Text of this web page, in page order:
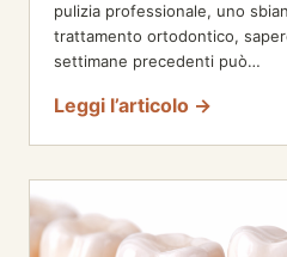
pulizia professionale, uno
trattamento ortodontico,
settimane precedenti può…
Leggi l’articolo →